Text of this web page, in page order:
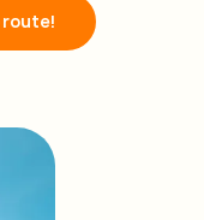
route!